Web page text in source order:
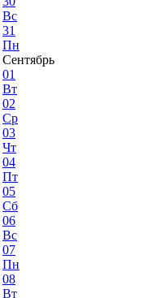
Вс
31
Пн
Сентябрь
01
Вт
02
Ср
03
Чт
04
Пт
05
Сб
06
Вс
07
Пн
08
Вт